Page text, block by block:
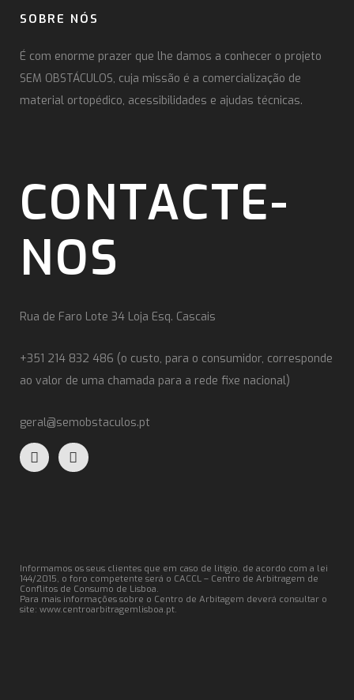
SOBRE NÓS
É com enorme prazer que lhe damos a conhecer o projeto
SEM OBSTÁCULOS, cuja missão é a comercialização de
material ortopédico, acessibilidades e ajudas técnicas.
CONTACTE-
NOS
Rua de Faro Lote 34 Loja Esq. Cascais
+351 214 832 486 (o custo, para o consumidor, corresponde
ao valor de uma chamada para a rede fixe nacional)
geral@semobstaculos.pt
Informamos os seus clientes que em caso de litígio, de acordo com a lei
144/2015, o foro competente será o CACCL – Centro de Arbitragem de
Conflitos de Consumo de Lisboa.
Para mais informações sobre o Centro de Arbitagem deverá consultar o
site: www.centroarbitragemlisboa.pt.